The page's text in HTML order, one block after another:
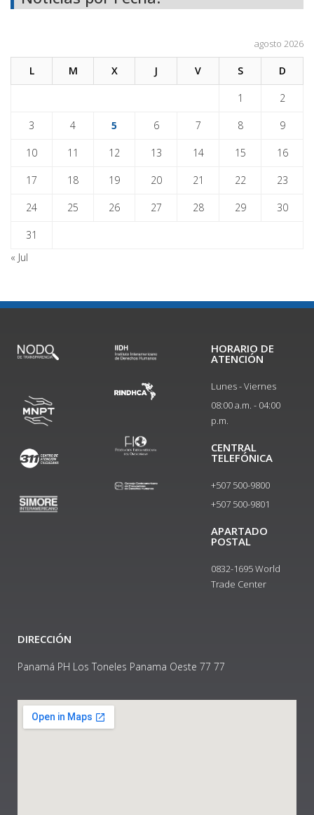
agosto 2026
L M X J V S D
1 2
3 4 5 6 7 8 9
10 11 12 13 14 15 16
17 18 19 20 21 22 23
24 25 26 27 28 29 30
31
« Jul
HORARIO DE
ATENCIÓN
Lunes - Viernes
08:00 a.m. - 04:00
p.m.
CENTRAL
TELEFÓNICA
+507 500-9800
+507 500-9801​
APARTADO
POSTAL
0832-1695 World
Trade Center
DIRECCIÓN
Panamá PH Los Toneles Panama Oeste 77 77